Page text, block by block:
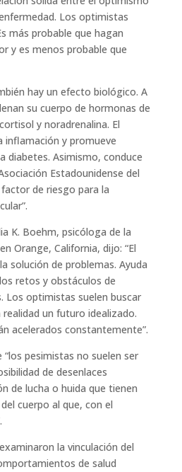
Los optimistas
más probable que hagan
y es menos probable que
hay un efecto biológico. A
su cuerpo de hormonas de
y noradrenalina. El
inflamación y promueve
diabetes. Asimismo, conduce
Estadounidense del
de riesgo para la
K. Boehm, psicóloga de la
Orange, California, dijo: “El
solución de problemas. Ayuda
retos y obstáculos de
Los optimistas suelen buscar
un futuro idealizado.
acelerados constantemente”.
pesimistas no suelen ser
de desenlaces
de lucha o huida que tienen
cuerpo al que, con el
la vinculación del
de salud